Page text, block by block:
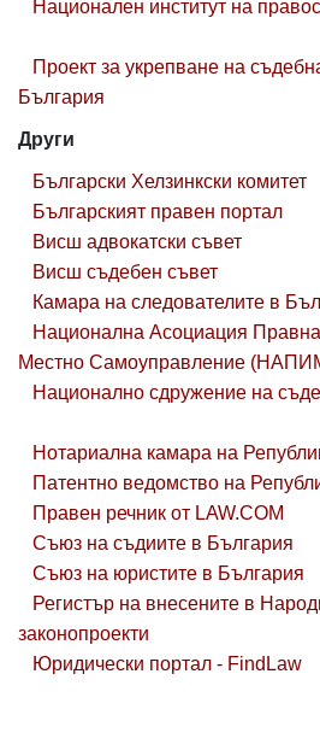
Национален институт на
Проект за укрепване на
България
Други
Български Хелзинкски комитет
Българският правен портал
Висш адвокатски съвет
Висш съдебен съвет
Камара на следователите в
Национална Асоциация
Местно Самоуправление
Национално сдружение на
Нотариална камара на
Патентно ведомство на
Правен речник от LAW.COM
Съюз на съдиите в България
Съюз на юристите в България
Регистър на внесените в
законопроекти
Юридически портал - FindLaw